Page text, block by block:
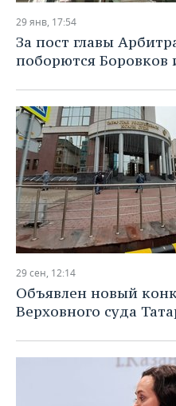
НЕФТЕХИМИЯ
НЕФТЬ
ЭНЕРГЕТИКА
РОЗНИЧНАЯ ТОРГОВЛЯ
ТРАНСПОРТ
УСЛУГИ
НОВОСТИ ТЕХНОЛОГИЙ
IT
МЕДИА
ТЕЛЕКОММУНИКАЦИИ
МЕРОПРИЯТИЯ
НОВОСТИ
ВЫЕЗДНАЯ РЕДАКЦИЯ
БИЗНЕС-БРАНЧИ
ONLINE-КОНФЕРЕНЦИИ
ОТКРЫТАЯ ЛЕКЦИЯ
СПОРТ
НОВОСТИ СПОРТА
ФУТБОЛ
ХОККЕЙ
БАСКЕТБОЛ
ВОЛЕЙБОЛ
КИБЕРСПОРТ
ФИГУРНОЕ КАТАНИЕ
ВОДНЫЕ ВИДЫ СПОРТА
ХОККЕЙ С МЯЧОМ
ОБЩЕСТВО
НОВОСТИ ОБЩЕСТВА
ВЛАСТЬ
ИНФРАСТРУКТУРА
ИСТОРИЯ
КУЛЬТУРА
МЕДИЦИНА
ОБРАЗОВАНИЕ
ФОТОГАЛЕРЕЯ
СЮЖЕТЫ
СПРАВОЧНИК
СПИСОК ПЕРСОН
СПИСОК КОМПАНИЙ
ПОЛНАЯ ВЕРСИЯ
29 янв, 17:54
За пост главы
поборются Боровков
29 сен, 12:14
Объявлен новый
Верховного суда